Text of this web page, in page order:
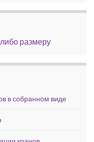
размеру
в собранном виде